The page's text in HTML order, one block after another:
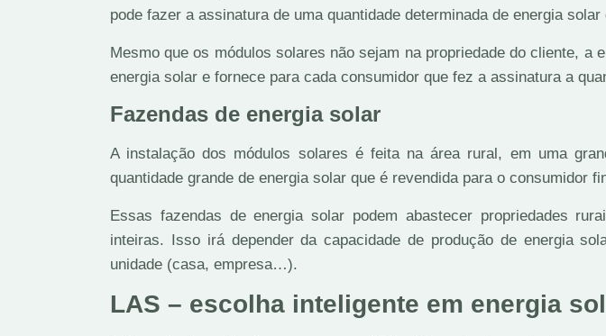
pode fazer a assinatura de uma quantidade determinada de energia
Mesmo que os módulos solares não sejam na propriedade do cliente, a
energia solar e fornece para cada consumidor que fez a assinatura a
Fazendas de energia solar
A instalação dos módulos solares é feita na área rural, em uma
quantidade grande de energia solar que é revendida para o consumidor
Essas fazendas de energia solar podem abastecer propriedades
inteiras. Isso irá depender da capacidade de produção de energia
unidade (casa, empresa…).
LAS – escolha inteligente em energia